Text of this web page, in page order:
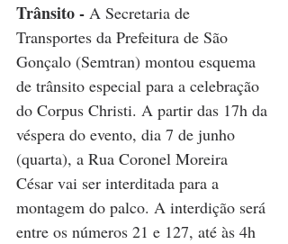
Trânsito - A Secretaria de
Transportes da Prefeitura de São
Gonçalo (Semtran) montou esquema
de trânsito especial para a celebração
do Corpus Christi. A partir das 17h da
véspera do evento, dia 7 de junho
(quarta), a Rua Coronel Moreira
César vai ser interditada para a
montagem do palco. A interdição será
entre os números 21 e 127, até às 4h